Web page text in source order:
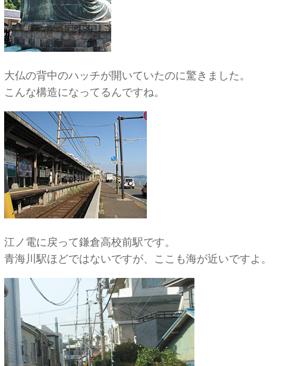
大仏の背中のハッチが開いていたのに驚きました。
こんな構造になってるんですね。
江ノ電に戻って鎌倉高校前駅です。
青海川駅ほどではないですが、ここも海が近いですよ。